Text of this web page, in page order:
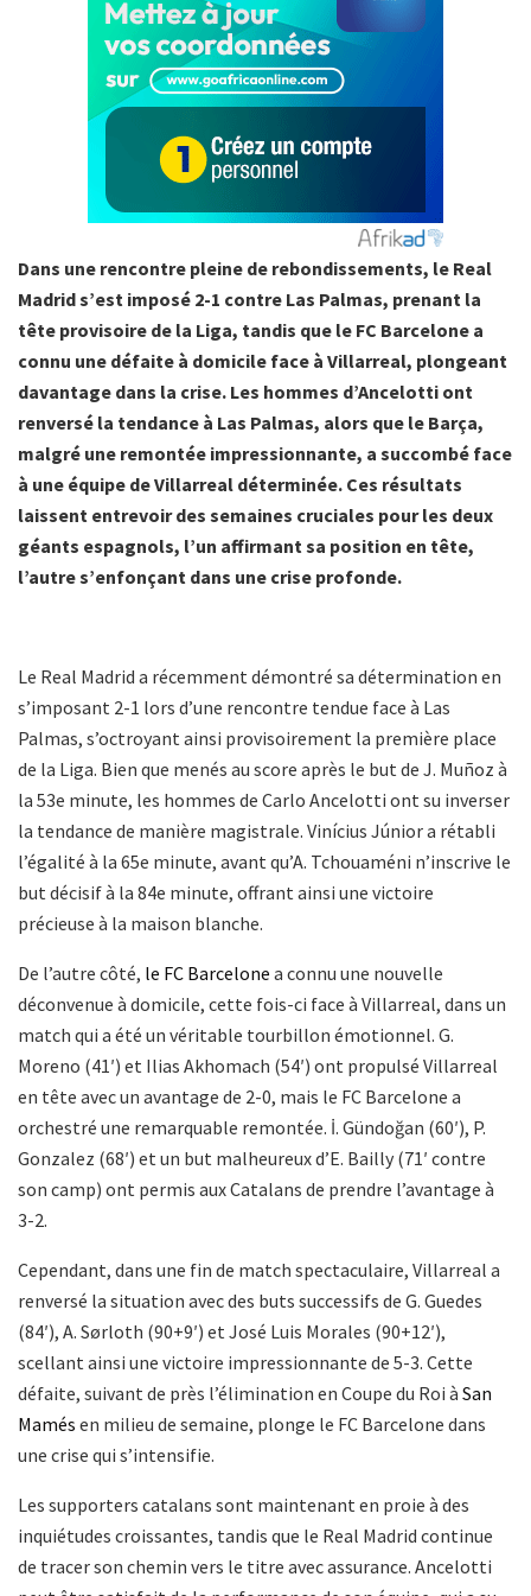
Dans une rencontre pleine de rebondissements, le Real
Madrid s’est imposé 2-1 contre Las Palmas, prenant la
tête provisoire de la Liga, tandis que le FC Barcelone a
connu une défaite à domicile face à Villarreal, plongeant
davantage dans la crise. Les hommes d’Ancelotti ont
renversé la tendance à Las Palmas, alors que le Barça,
malgré une remontée impressionnante, a succombé face
à une équipe de Villarreal déterminée. Ces résultats
laissent entrevoir des semaines cruciales pour les deux
géants espagnols, l’un affirmant sa position en tête,
l’autre s’enfonçant dans une crise profonde.
Le Real Madrid a récemment démontré sa détermination en
s’imposant 2-1 lors d’une rencontre tendue face à Las
Palmas, s’octroyant ainsi provisoirement la première place
de la Liga. Bien que menés au score après le but de J. Muñoz à
la 53e minute, les hommes de Carlo Ancelotti ont su inverser
la tendance de manière magistrale. Vinícius Júnior a rétabli
l’égalité à la 65e minute, avant qu’A. Tchouaméni n’inscrive le
but décisif à la 84e minute, offrant ainsi une victoire
précieuse à la maison blanche.
De l’autre côté, le FC Barcelone a connu une nouvelle
déconvenue à domicile, cette fois-ci face à Villarreal, dans un
match qui a été un véritable tourbillon émotionnel. G.
Moreno (41′) et Ilias Akhomach (54′) ont propulsé Villarreal
en tête avec un avantage de 2-0, mais le FC Barcelone a
orchestré une remarquable remontée. İ. Gündoğan (60′), P.
Gonzalez (68′) et un but malheureux d’E. Bailly (71′ contre
son camp) ont permis aux Catalans de prendre l’avantage à
3-2.
Cependant, dans une fin de match spectaculaire, Villarreal a
renversé la situation avec des buts successifs de G. Guedes
(84′), A. Sørloth (90+9′) et José Luis Morales (90+12′),
scellant ainsi une victoire impressionnante de 5-3. Cette
défaite, suivant de près l’élimination en Coupe du Roi à San
Mamés en milieu de semaine, plonge le FC Barcelone dans
une crise qui s’intensifie.
Les supporters catalans sont maintenant en proie à des
inquiétudes croissantes, tandis que le Real Madrid continue
de tracer son chemin vers le titre avec assurance. Ancelotti